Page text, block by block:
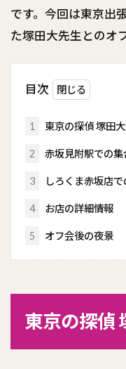
です。今回は東京出
た塚田大先生とのオ
目次
1 東京の探偵 塚田
2 赤坂見附駅での集
3 しろくま赤坂店
4 お店の詳細情報
5 オフ会後の夜景
東京の探偵